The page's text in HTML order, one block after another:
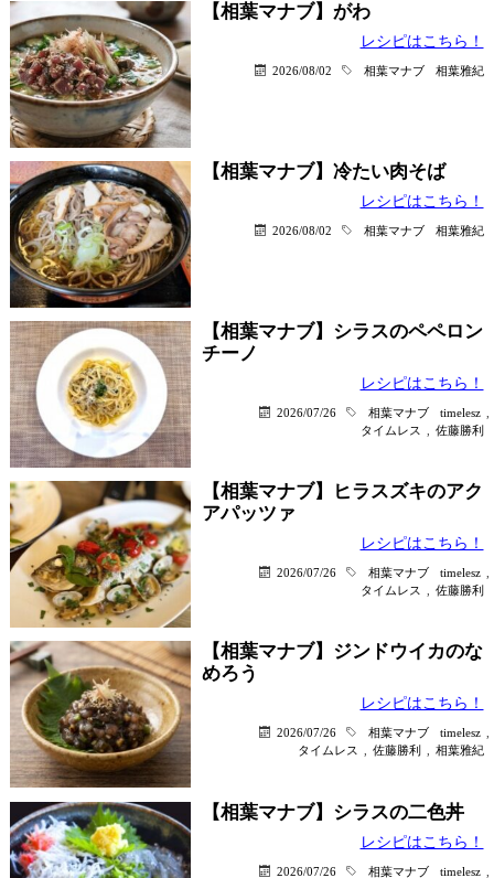
【相葉マナブ】がわ
レシピはこちら！
2026/08/02 相葉マナブ 相葉雅紀
【相葉マナブ】冷たい肉そば
レシピはこちら！
2026/08/02 相葉マナブ 相葉雅紀
【相葉マナブ】シラスのペペロン
チーノ
レシピはこちら！
2026/07/26 相葉マナブ timelesz
タイムレス
佐藤勝利
【相葉マナブ】ヒラスズキのアク
アパッツァ
レシピはこちら！
2026/07/26 相葉マナブ timelesz
タイムレス
佐藤勝利
【相葉マナブ】ジンドウイカのな
めろう
レシピはこちら！
2026/07/26 相葉マナブ timelesz
タイムレス
佐藤勝利 相葉雅紀
【相葉マナブ】シラスの二色丼
レシピはこちら！
2026/07/26 相葉マナブ timelesz